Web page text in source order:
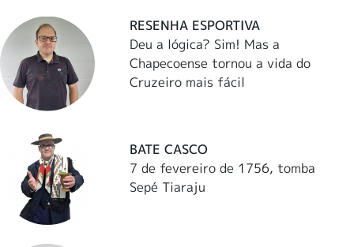
RESENHA ESPORTIVA
Deu a lógica? Sim! Mas a
Chapecoense tornou a vida do
Cruzeiro mais fácil
BATE CASCO
7 de fevereiro de 1756, tomba
Sepé Tiaraju